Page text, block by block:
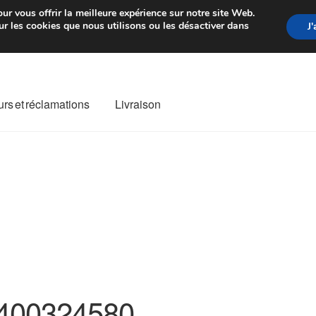
de 7 EUR Du lundi au
et réclamations Livraison
vous offrir la meilleure expérience sur notre site Web.
les cookies que nous utilisons ou les désactiver dans